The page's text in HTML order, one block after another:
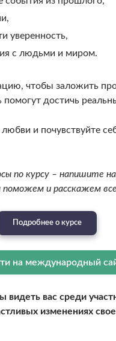
уверенность,
с людьми и миром.
чтобы заложить
достичь
и почувствуйте
по курсу – напишите
и расскажем
Подробнее о курсе
на международный
видеть вас среди
изменениях